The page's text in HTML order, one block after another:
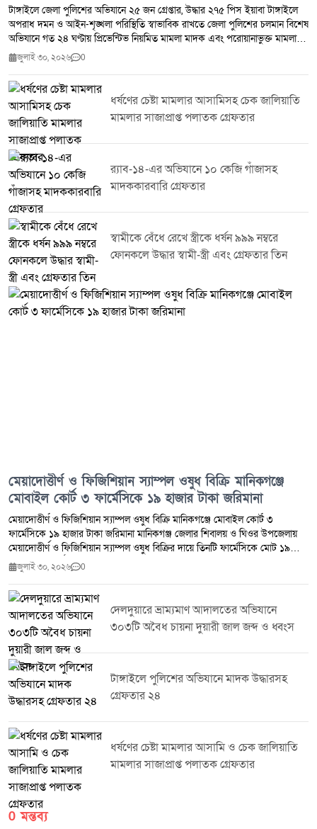
টাঙ্গাইলে জেলা পুলিশের অভিযানে ২৫ জন গ্রেপ্তার, উদ্ধার ২৭৫ পিস ইয়াবা টাঙ্গাইলে
অপরাধ দমন ও আইন-শৃঙ্খলা পরিস্থিতি স্বাভাবিক রাখতে জেলা পুলিশের চলমান বিশেষ
অভিযানে গত ২৪ ঘণ্টায় প্রিভেন্টিভ নিয়মিত মামলা মাদক এবং পরোয়ানাভুক্ত মামলায়
মোট ২৫ জনকে গ্রেপ্তার করা হয়েছে।জেলা পুলিশ সূত্র জানায় সম্মানিত পুলিশ সুপারের
নির্দেশনায় জেলার সকল থানা ও ইউনিটের ইনচার্জদের নেতৃত্বে পরিচালিত এ অভিযানে
২৭৫ পিস ইয়াবা উদ্ধার করা হয়। একই সঙ্গে ৭ জন মাদক ব্যবসায়ীকে গ্রেপ্তার করা
হয়েছে।টাঙ্গাইল জেলা পুলিশ জানিয়েছে মাদক,সন্ত্রাস ও অন্যান্য অপরাধ দমনে এ
ধরনের অভিযান অব্যাহত থাকবে। অপরাধ নিয়ন্ত্রণে জনগণের সহযোগিতা কামনা করে
পুলিশ সবাইকে অপরাধ ও অপরাধীদের বিষয়ে তথ্য দিয়ে আইন-শৃঙ্খলা রক্ষায় সহায়তা
করার আহ্বান জানিয়েছে।
জুলাই ৩০, ২০২৬ 0
ধর্ষণের চেষ্টা মামলার আসামিসহ চেক জালিয়াতি
মামলার সাজাপ্রাপ্ত পলাতক গ্রেফতার
র‌্যাব-১৪-এর অভিযানে ১০ কেজি গাঁজাসহ
মাদককারবারি গ্রেফতার
স্বামীকে বেঁধে রেখে স্ত্রীকে ধর্ষন ৯৯৯ নম্বরে
ফোনকলে উদ্ধার স্বামী-স্ত্রী এবং গ্রেফতার তিন
মেয়াদোত্তীর্ণ ও ফিজিশিয়ান স্যাম্পল ওষুধ বিক্রি মানিকগঞ্জে
মোবাইল কোর্ট ৩ ফার্মেসিকে ১৯ হাজার টাকা জরিমানা
মেয়াদোত্তীর্ণ ও ফিজিশিয়ান স্যাম্পল ওষুধ বিক্রি মানিকগঞ্জে মোবাইল কোর্ট ৩
ফার্মেসিকে ১৯ হাজার টাকা জরিমানা মানিকগঞ্জ জেলার শিবালয় ও ঘিওর উপজেলায়
মেয়াদোত্তীর্ণ ও ফিজিশিয়ান স্যাম্পল ওষুধ বিক্রির দায়ে তিনটি ফার্মেসিকে মোট ১৯
হাজার টাকা অর্থদণ্ড প্রদান করেছে ভ্রাম্যমাণ আদালত।মঙ্গলবার (২৮ জুলাই ২০২৬)
ঔষধ প্রশাসন জেলা কার্যালয় মানিকগঞ্জ এবং জেলা প্রশাসন মানিকগঞ্জের সমন্বয়ে
শিবালয় ও ঘিওর উপজেলার মোট পাঁচটি ফার্মেসিতে মোবাইল কোর্ট পরিচালিত হয়।
অভিযান চলাকালে মেয়াদোত্তীর্ণ ওষুধ সংরক্ষণ ও বিক্রি এবং ফিজিশিয়ান স্যাম্পল বিক্রির
প্রমাণ পাওয়ায় ঔষধ ও কসমেটিক আইন ২০২৩-এর ৪০(খ) ও ৪০(গ) ধারায় তিনটি
ফার্মেসিকে সর্বমোট ১৯,০০০ (উনিশ হাজার) টাকা অর্থদণ্ড করা হয়।সংশ্লিষ্ট কর্তৃপক্ষ
জানিয়েছে, জনস্বাস্থ্য সুরক্ষা এবং নিরাপদ ওষুধ সরবরাহ নিশ্চিত করতে এ ধরনের
অভিযান ভবিষ্যতেও নিয়মিতভাবে অব্যাহত থাকবে।
জুলাই ৩০, ২০২৬ 0
দেলদুয়ারে ভ্রাম্যমাণ আদালতের অভিযানে
৩০৩টি অবৈধ চায়না দুয়ারী জাল জব্দ ও ধ্বংস
টাঙ্গাইলে পুলিশের অভিযানে মাদক উদ্ধারসহ
গ্রেফতার ২৪
ধর্ষণের চেষ্টা মামলার আসামি ও চেক জালিয়াতি
মামলার সাজাপ্রাপ্ত পলাতক গ্রেফতার
0 মন্তব্য